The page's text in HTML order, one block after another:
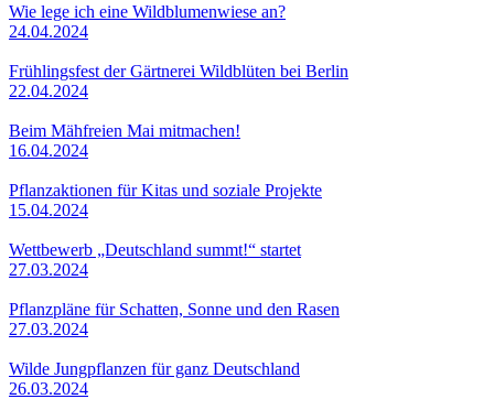
Wie lege ich eine Wildblumenwiese an?
24.04.2024
Frühlingsfest der Gärtnerei Wildblüten bei Berlin
22.04.2024
Beim Mähfreien Mai mitmachen!
16.04.2024
Pflanzaktionen für Kitas und soziale Projekte
15.04.2024
Wettbewerb „Deutschland summt!“ startet
27.03.2024
Pflanzpläne für Schatten, Sonne und den Rasen
27.03.2024
Wilde Jungpflanzen für ganz Deutschland
26.03.2024